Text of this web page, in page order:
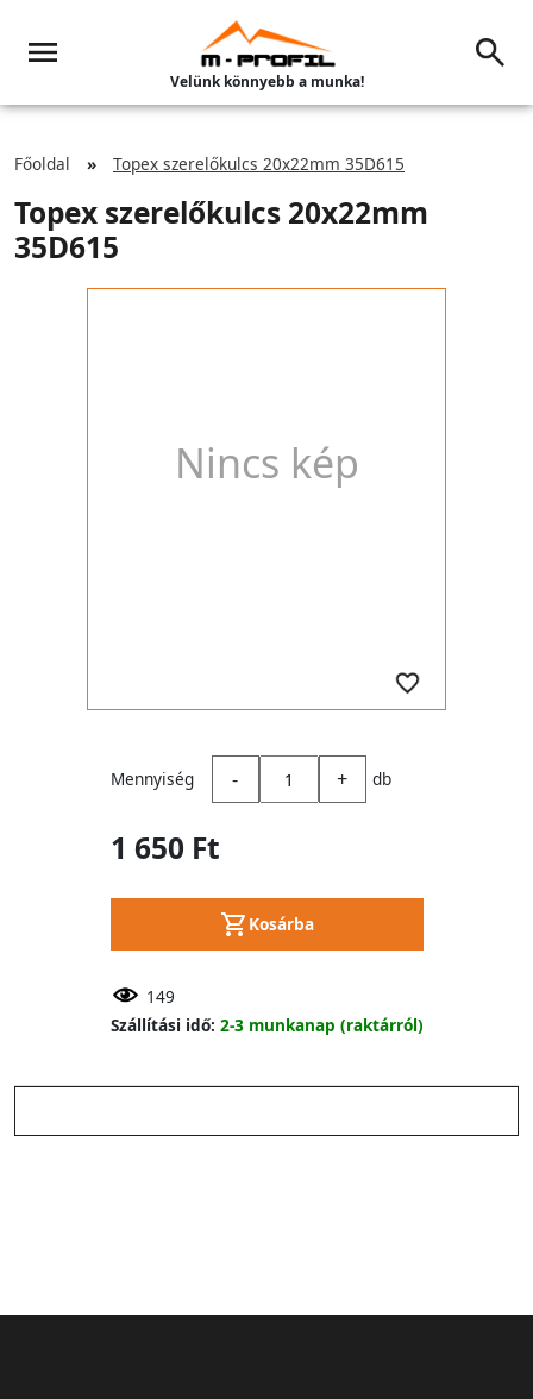
Velünk könnyebb a munka!
Főoldal Topex szerelőkulcs 20x22mm 35D615
Topex szerelőkulcs 20x22mm
35D615
Nincs kép
Mennyiség - + db
1 650 Ft
Kosárba
149
Szállítási idő: 2-3 munkanap (raktárról)